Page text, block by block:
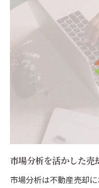
市場分析を活かした売
市場分析は不動産売却